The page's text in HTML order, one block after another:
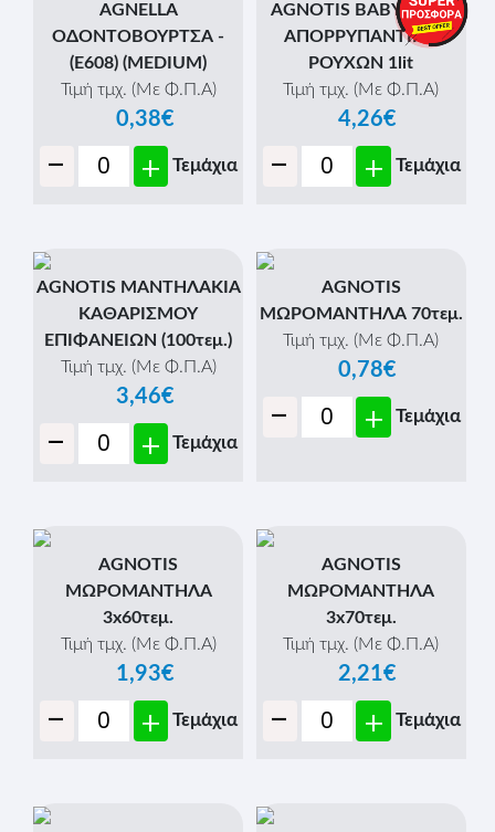
AGNELLA
ΟΔΟΝΤΟΒΟΥΡΤΣΑ -
(E608) (MEDIUM)
Τιμή τμχ. (Με Φ.Π.Α)
0,38€
- + Τεμάχια
AGNOTIS BABY ΥΓΡΟ
ΑΠΟΡΡΥΠΑΝΤΙΚΟ
ΡΟΥΧΩΝ 1lit
Τιμή τμχ. (Με Φ.Π.Α)
4,26€
- + Τεμάχια
AGNOTIS ΜΑΝΤΗΛΑΚΙΑ
ΚΑΘΑΡΙΣΜΟΥ
ΕΠΙΦΑΝΕΙΩΝ (100τεμ.)
Τιμή τμχ. (Με Φ.Π.Α)
3,46€
- + Τεμάχια
AGNOTIS
ΜΩΡΟΜΑΝΤΗΛΑ 70τεμ.
Τιμή τμχ. (Με Φ.Π.Α)
0,78€
- + Τεμάχια
AGNOTIS
ΜΩΡΟΜΑΝΤΗΛΑ
3x60τεμ.
Τιμή τμχ. (Με Φ.Π.Α)
1,93€
- + Τεμάχια
AGNOTIS
ΜΩΡΟΜΑΝΤΗΛΑ
3x70τεμ.
Τιμή τμχ. (Με Φ.Π.Α)
2,21€
- + Τεμάχια